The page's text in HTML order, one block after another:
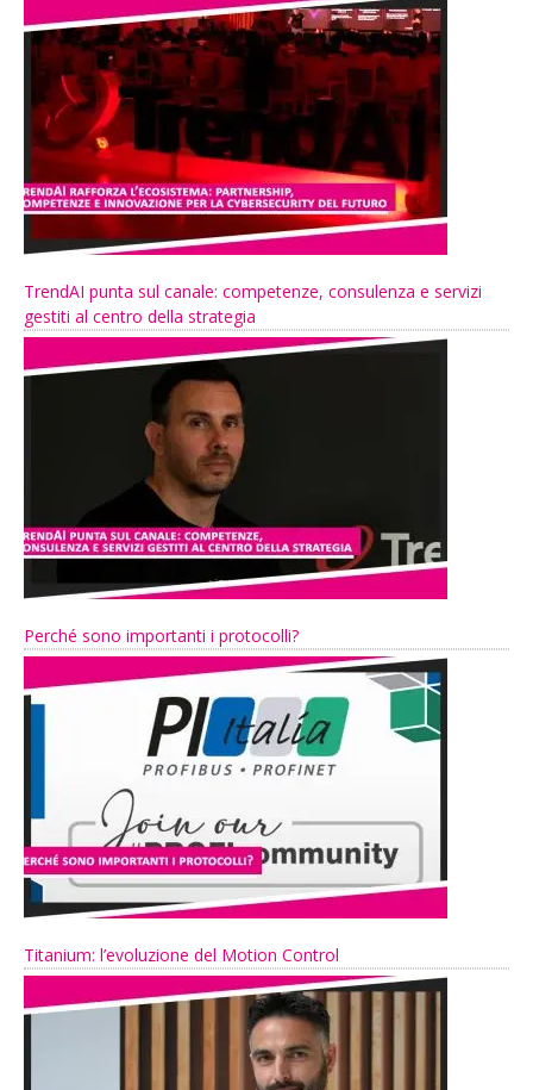
TrendAI punta sul canale: competenze, consulenza e servizi
gestiti al centro della strategia
Perché sono importanti i protocolli?
Titanium: l’evoluzione del Motion Control